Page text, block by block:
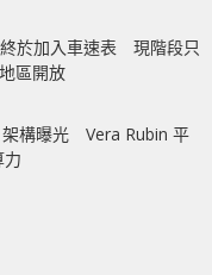
於加入車速表 現階段只
區開放
架構曝光 Vera Rubin 平